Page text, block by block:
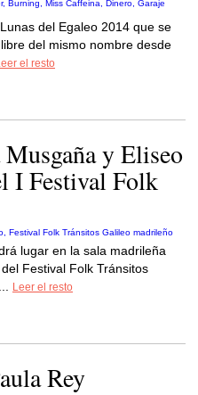
del Egaleo 2014 que se
del mismo nombre desde
el resto
y Eliseo
I Festival Folk
lugar en la sala madrileña
Festival Folk Tránsitos
Leer el resto
Rey